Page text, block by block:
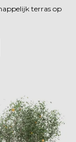
terras op